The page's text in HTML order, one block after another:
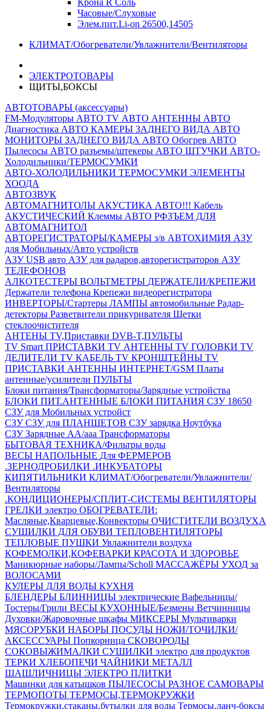
Крона R Соль
Часовые/Слуховые
Элем.пит.Li-on 26500,14505
КЛИМАТ/Обогреватели/Увлажнители/Вентиляторы
ЭЛЕКТРОТОВАРЫ
ЩИТЫ,БОКСЫ
АВТОТОВАРЫ (аксессуары)
FM-Модуляторы АВТО TV АВТО АНТЕННЫ АВТО
Диагностика АВТО КАМЕРЫ ЗАДНЕГО ВИДА АВТО
МОНИТОРЫ ЗАДНЕГО ВИДА АВТО Обогрев АВТО
Пылесосы АВТО разъемы/штекеры АВТО ШТУЧКИ АВТО-
Холодильники/ТЕРМОСУМКИ
АВТО-ХОЛОДИЛЬНИКИ ТЕРМОСУМКИ ЭЛЕМЕНТЫ
ХООДА
АВТОЗВУК
АВТОМАГНИТОЛЫ АКУСТИКА АВТО!!! Кабель
АКУСТИЧЕСКИЙ Клеммы АВТО РФЗЪЕМ ДЛЯ
АВТОМАГНИТОЛ
АВТОРЕГИСТРАТОРЫ/КАМЕРЫ з/в АВТОХИМИЯ АЗУ
для Мобильных/Авто устройств
АЗУ USB авто АЗУ для радаров,авторегистраторов АЗУ
ТЕЛЕФОНОВ
АЛКОТЕСТЕРЫ ВОЛЬТМЕТРЫ ДЕРЖАТЕЛИ/КРЕПЕЖИ
Держатели телефона Крепежи видеорегистратора
ИНВЕРТОРЫ/Стартеры ЛАМПЫ автомобильные Радар-
детекторы Разветвители прикуривателя Щетки
стеклоочистителя
АНТЕНЫ ТV,Приставки DVB-T,ПУЛЬТЫ
TV Smart ПРИСТАВКИ TV АНТЕННЫ TV ГОЛОВКИ TV
ДЕЛИТЕЛИ TV КАБЕЛЬ TV КРОНШТЕЙНЫ TV
ПРИСТАВКИ АНТЕННЫ ИНТЕРНЕТ/GSM Платы
антенные/усилители ПУЛЬТЫ
Блоки питания/Трансформаторы/Зарядные устройства
БЛОКИ ПИТ.АНТЕННЫЕ БЛОКИ ПИТАНИЯ СЗУ 18650
СЗУ для Мобильных устройст
СЗУСЗУ для ПЛАНШЕТОВ СЗУ зарядка Ноутбука
СЗУ Зарядные АА/ааа Трансформаторы
БЫТОВАЯ ТЕХНИКА/Фильтры воды
ВЕСЫ НАПОЛЬНЫЕ Для ФЕРМЕРОВ
.ЗЕРНОДРОБИЛКИ .ИНКУБАТОРЫ
КИПЯТИЛЬНИКИ КЛИМАТ/Обогреватели/Увлажнители/
Вентиляторы
.КОНДИЦИОНЕРЫ/СПЛИТ-СИСТЕМЫ ВЕНТИЛЯТОРЫ
ГРЕЛКИ электро ОБОГРЕВАТЕЛИ:
Масляные,Кварцевые,Конвекторы ОЧИСТИТЕЛИ ВОЗДУХА
СУШИЛКИ ДЛЯ ОБУВИ ТЕПЛОВЕНТИЛЯТОРЫ
ТЕПЛОВЫЕ ПУШКИ Увлажнители воздуха
КОФЕМОЛКИ,КОФЕВАРКИ КРАСОТА И ЗДОРОВЬЕ
Маникюрные наборы/Лампы/Scholl МАССАЖЁРЫ УХОД за
ВОЛОСАМИ
КУЛЕРЫ ДЛЯ ВОДЫ КУХНЯ
БЛЕНДЕРЫ БЛИННИЦЫ электрические Вафельницы/
Тостеры/Грили ВЕСЫ КУХОННЫЕ/Безмены Ветчинницы
Духовки/Жаровочные шкафы МИКСЕРЫ Мультиварки
МЯСОРУБКИ НАБОРЫ ПОСУДЫ НОЖИ/ТОЧИЛКИ/
АКСЕССУАРЫ Попкорница СКОВОРОДЫ
СОКОВЫЖИМАЛКИ СУШИЛКИ электро для продуктов
ТЕРКИ ХЛЕБОПЕЧИ ЧАЙНИКИ МЕТАЛЛ
ШАШЛИЧНИЦЫ ЭЛЕКТРО ПЛИТКИ
Машинки для катышков ПЫЛЕСОСЫ РАЗНОЕ САМОВАРЫ
ТЕРМОПОТЫ ТЕРМОСЫ,ТЕРМОКРУЖКИ
Термокружки,стаканы,бутылки для воды Термосы,ланч-боксы